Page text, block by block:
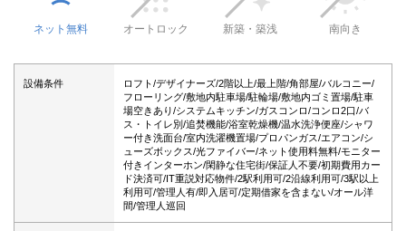
ネット無料 オートロック 新築・築浅 南向き
設備条件
ロフト/デザイナーズ/2階以上/最上階/角部屋/バルコニー/
フローリング/敷地内駐車場/駐輪場/敷地内ゴミ置場/駐車
場空きあり/システムキッチン/ガスコンロ/コンロ2口/バ
ス・トイレ別/追焚機能/浴室乾燥機/温水洗浄便座/シャワ
ー付き洗面台/室内洗濯機置場/プロパンガス/エアコン/シ
ューズボックス/光ファイバー/ネット使用料無料/モニター
付きインターホン/閑静な住宅街/保証人不要/初期費用カー
ド決済可/IT重説対応物件/2駅利用可/2沿線利用可/3駅以上
利用可/管理人有/即入居可/定期借家を含まない/オール洋
間/管理人巡回